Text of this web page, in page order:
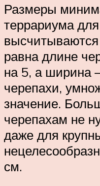
Размеры
террариума
равна длине
на 5, а ширина
черепахи,
значение.
черепахам не
даже для
см.